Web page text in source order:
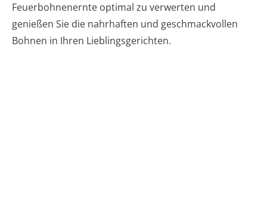
Feuerbohnenernte optimal zu verwerten und
genießen Sie die nahrhaften und geschmackvollen
Bohnen in Ihren Lieblingsgerichten.